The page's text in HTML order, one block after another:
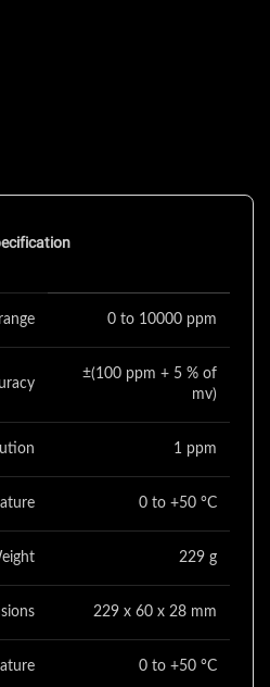
0 to 10000 ppm
±(100 ppm + 5 % of
mv)
1 ppm
0 to +50 °C
229 g
229 x 60 x 28 mm
0 to +50 °C